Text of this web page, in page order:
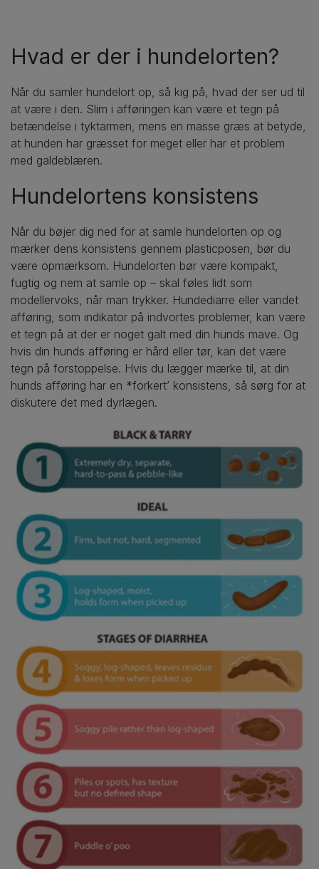
Hvad er der i hundelorten?
Når du samler hundelort op, så kig på, hvad der ser ud til
at være i den. Slim i afføringen kan være et tegn på
betændelse i tyktarmen, mens en masse græs at betyde,
at hunden har græsset for meget eller har et problem
med galdeblæren.
Hundelortens konsistens
Når du bøjer dig ned for at samle hundelorten op og
mærker dens konsistens gennem plasticposen, bør du
være opmærksom. Hundelorten bør være kompakt,
fugtig og nem at samle op – skal føles lidt som
modellervoks, når man trykker. Hundediarre eller vandet
afføring, som indikator på indvortes problemer, kan være
et tegn på at der er noget galt med din hunds mave. Og
hvis din hunds afføring er hård eller tør, kan det være
tegn på forstoppelse. Hvis du lægger mærke til, at din
hunds afføring har en *forkert’ konsistens, så sørg for at
diskutere det med dyrlægen.